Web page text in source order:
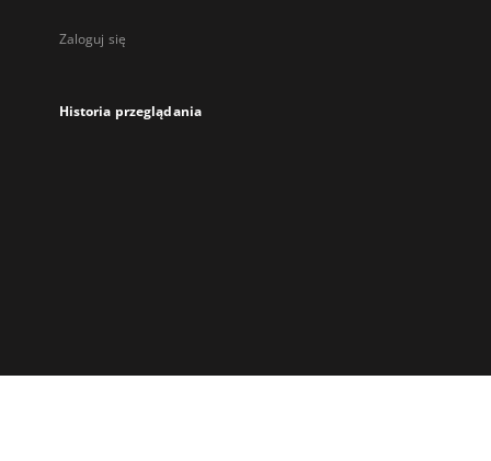
Zaloguj się
Historia przeglądania